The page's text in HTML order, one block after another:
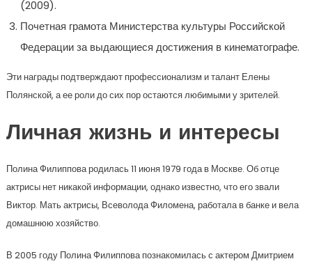
(2009).
Почетная грамота Министерства культуры Российской
Федерации за выдающиеся достижения в кинематографе.
Эти награды подтверждают профессионализм и талант Елены
Полянской, а ее роли до сих пор остаются любимыми у зрителей.
Личная жизнь и интересы
Полина Филиппова родилась 11 июня 1979 года в Москве. Об отце
актрисы нет никакой информации, однако известно, что его звали
Виктор. Мать актрисы, Всеволода Филомена, работала в банке и вела
домашнюю хозяйство.
В 2005 году Полина Филиппова познакомилась с актером Дмитрием